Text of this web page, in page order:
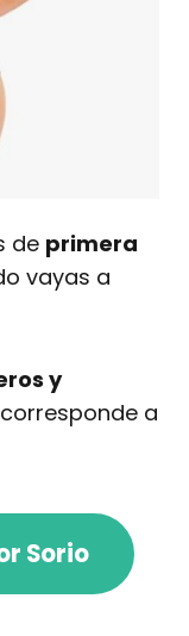
de primera
vayas a
y
a
Sorio